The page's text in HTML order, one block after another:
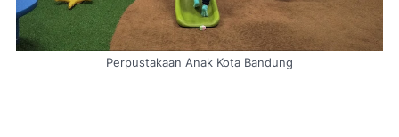
Perpustakaan Anak Kota Bandung